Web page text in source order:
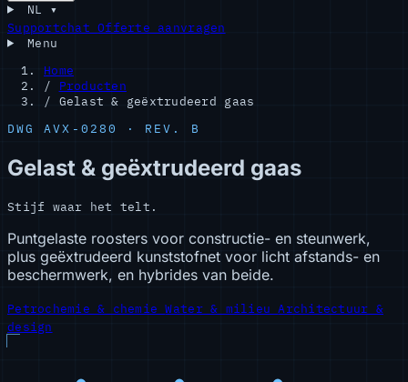
NL ▾
SupportchatOfferte aanvragen
Menu
Home
/
Producten
/ Gelast & geëxtrudeerd gaas
DWG AVX-0280 · REV. B
Gelast & geëxtrudeerd gaas
Stijf waar het telt.
Puntgelaste roosters voor constructie- en steunwerk,
plus geëxtrudeerd kunststofnet voor licht afstands- en
beschermwerk, en hybrides van beide.
Petrochemie & chemieWater & milieuArchitectuur &
design